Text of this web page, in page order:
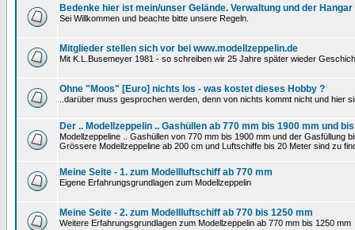
Bedenke hier ist mein/unser Gelände. Verwaltung und der Hangar
Sei Willkommen und beachte bitte unsere Regeln.
Mitglieder stellen sich vor bei www.modellzeppelin.de
Mit K.L.Busemeyer 1981 - so schreiben wir 25 Jahre später wieder
Ohne "Moos" [Euro] nichts los - was kostet dieses Hobby ?
..darüber muss gesprochen werden, denn von nichts kommt nicht und hier
Der .. Modellzeppelin .. Gashüllen ab 770 mm bis 1900 mm und
Modellzeppeline .. Gashüllen von 770 mm bis 1900 mm und der
Grössere Modellzeppeline ab 200 cm und Luftschiffe bis 20 Meter sind zu
Meine Seite - 1. zum Modellluftschiff ab 770 mm
Eigene Erfahrungsgrundlagen zum Modellzeppelin
Meine Seite - 2. zum Modellluftschiff ab 770 bis 1250 mm
Weitere Erfahrungsgrundlagen zum Modellzeppelin ab 770 mm bis 1250 mm